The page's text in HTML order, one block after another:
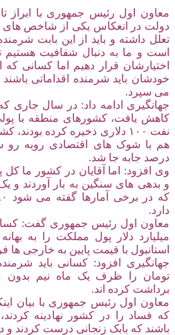
معاون اول رئیس جمهوری با ابراز
دولت در انعکاس یکی از شاخص های
تعلل داشته و باید از این بابت
است و ما به دنبال شفافیت هستیم
اختیارشان قرار دهیم اما کسانی که
خودشان باید شرمنده اقداماتی
می سپرد.
کاهش یافت، کشورهای منطقه با
نفت ۱۰۰ دلاری ذخیره کرده
درصد جابه جا شد.
وی افزود: اما آقایان در کشور ما کل
و بدهی های سنگین به بار آوردند و
دارد.
میلیارد دلار پول مملکت را به
استانبول با قیمت پایین به خارجی ها
تومان را ظرف یک ماه نیم بدون
برداشت کرده اند.
معاون اول رئیس جمهوری با بیان
که فساد را در کشور نهادینه
باشند که بابک زنجانی درست کردند و